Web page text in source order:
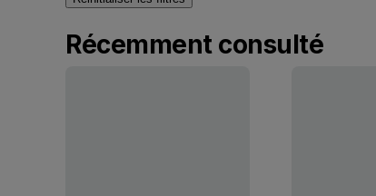
Récemment consulté